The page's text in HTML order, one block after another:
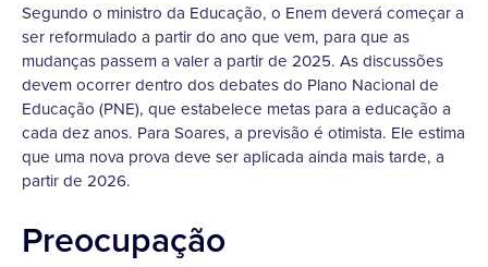
Segundo o ministro da Educação, o Enem deverá começar a
ser reformulado a partir do ano que vem, para que as
mudanças passem a valer a partir de 2025. As discussões
devem ocorrer dentro dos debates do Plano Nacional de
Educação (PNE), que estabelece metas para a educação a
cada dez anos. Para Soares, a previsão é otimista. Ele estima
que uma nova prova deve ser aplicada ainda mais tarde, a
partir de 2026.
Preocupação